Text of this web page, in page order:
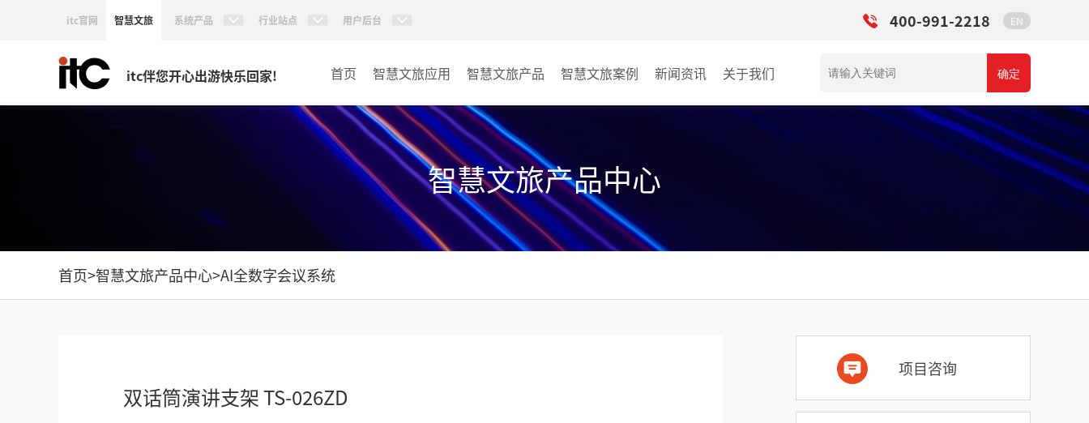
itc官网 智慧文旅 系统产品 行业站点 用户后台 400-991-2218 EN
itc伴您开心出游快乐回家! 首页 智慧文旅应用 智慧文旅产品
77IP广播
AI智慧88广播系统
KVM坐席管理系统
AI智慧分布式系统
智慧文旅案例
酒店
交通
其它
新闻资讯 关于我们 确定
智慧文旅产品中心
首页>智慧文旅产品中心>AI全数字会议系统
双话筒演讲支架 TS-026ZD
项目咨询